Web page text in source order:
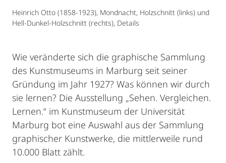
Heinrich Otto (1858-1923), Mondnacht, Holzschnitt (links) und
Hell-Dunkel-Holzschnitt (rechts), Details
Wie veränderte sich die graphische Sammlung
des Kunstmuseums in Marburg seit seiner
Gründung im Jahr 1927? Was können wir durch
sie lernen? Die Ausstellung „Sehen. Vergleichen.
Lernen.“ im Kunstmuseum der Universität
Marburg bot eine Auswahl aus der Sammlung
graphischer Kunstwerke, die mittlerweile rund
10.000 Blatt zählt.